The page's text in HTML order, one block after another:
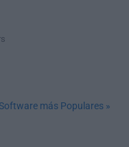
Software más Populares »